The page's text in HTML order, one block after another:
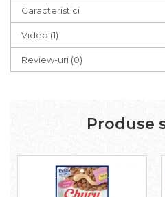
Caracteristici
Video (1)
Review-uri (0)
Produse